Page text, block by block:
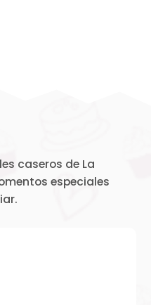
caseros de La
especiales